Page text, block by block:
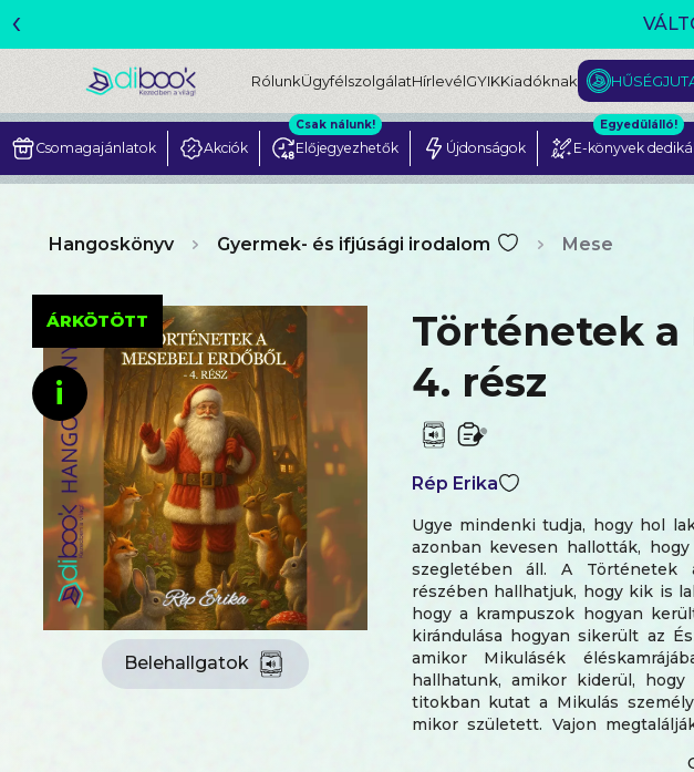
‹
RólunkÜgyfélszolgálatHírlevélGYIKKiadóknak
Csomagajánlatok Akciók Előjegyezhetők
Csak nálunk!
Újdonságok E-könyvek
Egyedülálló!
Hangoskönyv Gyermek- és ifjúsági irodalom Mese
ÁRKÖTÖTT
i
Belehallgatok
Történetek a
4. rész
Rép Erika
Ugye mindenki tudja, hogy hol
azonban kevesen hallották,
szegletében áll. A Történetek
részében hallhatjuk, hogy kik is
hogy a krampuszok hogyan
kirándulása hogyan sikerült az
amikor Mikulásék
hallhatunk, amikor kiderül,
titokban kutat a Mikulás
mikor született. Vajon